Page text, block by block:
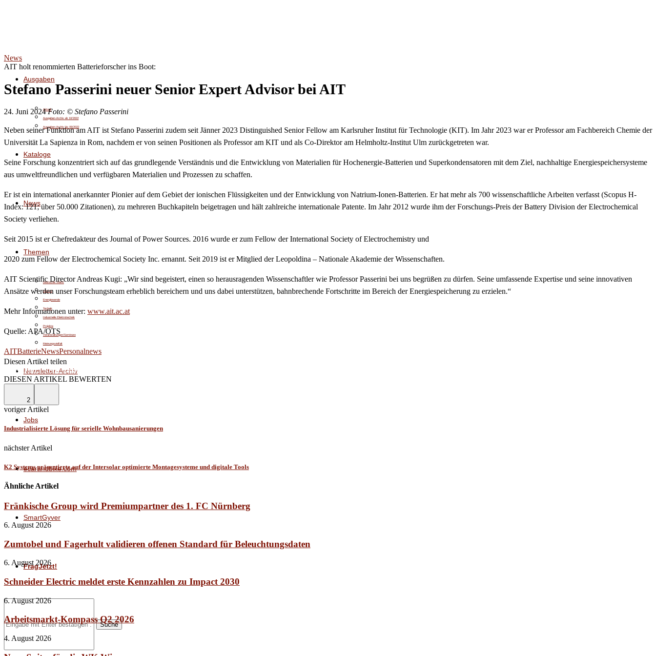
Ausgaben
Aktuell
Ausgaben-Archiv ab 10/2022
Ausgaben-Archiv bis 09/2022
Kataloge
News
Themen
Deutscher Markt
Service
Energiewende
Technik
Industrielle Elektrotechnik
Projekte
Veranstaltungen/Seminare
Meinungsvielfalt
Newsletter-Archiv
Jobs
ecarandbike.com
SmartGyver
FragJetzt!
Suche
News
AIT holt renommierten Batterieforscher ins Boot:
Stefano Passerini neuer Senior Expert Advisor bei AIT
24. Juni 2024 Foto: © Stefano Passerini
Neben seiner Funktion am AIT ist Stefano Passerini zudem seit Jänner 2023 Distinguished Senior Fellow am Karlsruher Institut für Technologie (KIT). Im Jahr 2023 war er Professor am Fachbereich Chemie der
Universität La Sapienza in Rom, nachdem er von seinen Positionen als Professor am KIT und als Co-Direktor am Helmholtz-Institut Ulm zurückgetreten war.
Seine Forschung konzentriert sich auf das grundlegende Verständnis und die Entwicklung von Materialien für Hochenergie-Batterien und Superkondensatoren mit dem Ziel, nachhaltige Energiespeichersysteme
aus umweltfreundlichen und verfügbaren Materialien und Prozessen zu schaffen.
Er ist ein international anerkannter Pionier auf dem Gebiet der ionischen Flüssigkeiten und der Entwicklung von Natrium-Ionen-Batterien. Er hat mehr als 700 wissenschaftliche Arbeiten verfasst (Scopus H-
Index: 121; über 50.000 Zitationen), zu mehreren Buchkapiteln beigetragen und hält zahlreiche internationale Patente. Im Jahr 2012 wurde ihm der Forschungs-Preis der Battery Division der Electrochemical
Society verliehen.
Seit 2015 ist er Chefredakteur des Journal of Power Sources. 2016 wurde er zum Fellow der International Society of Electrochemistry und
2020 zum Fellow der Electrochemical Society Inc. ernannt. Seit 2019 ist er Mitglied der Leopoldina – Nationale Akademie der Wissenschaften.
AIT Scientific Director Andreas Kugi: „Wir sind begeistert, einen so herausragenden Wissenschaftler wie Professor Passerini bei uns begrüßen zu dürfen. Seine umfassende Expertise und seine innovativen
Ansätze werden unser Forschungsteam erheblich bereichern und uns dabei unterstützen, bahnbrechende Fortschritte im Bereich der Energiespeicherung zu erzielen.“
Mehr Informationen unter: www.ait.ac.at
Quelle: APA/OTS
AITBatterieNewsPersonalnews
Diesen Artikel teilen
FacebookLinkedinEmail
DIESEN ARTIKEL BEWERTEN
2
voriger Artikel
Industrialisierte Lösung für serielle Wohnbausanierungen
nächster Artikel
K2 Systems präsentierte auf der Intersolar optimierte Montagesysteme und digitale Tools
Ähnliche Artikel
Fränkische Group wird Premiumpartner des 1. FC Nürnberg
6. August 2026
Zumtobel und Fagerhult validieren offenen Standard für Beleuchtungsdaten
6. August 2026
Schneider Electric meldet erste Kennzahlen zu Impact 2030
6. August 2026
Arbeitsmarkt-Kompass Q2 2026
4. August 2026